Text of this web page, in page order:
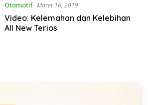
Otomotif Maret 16, 2019
Video: Kelemahan dan Kelebihan
All New Terios